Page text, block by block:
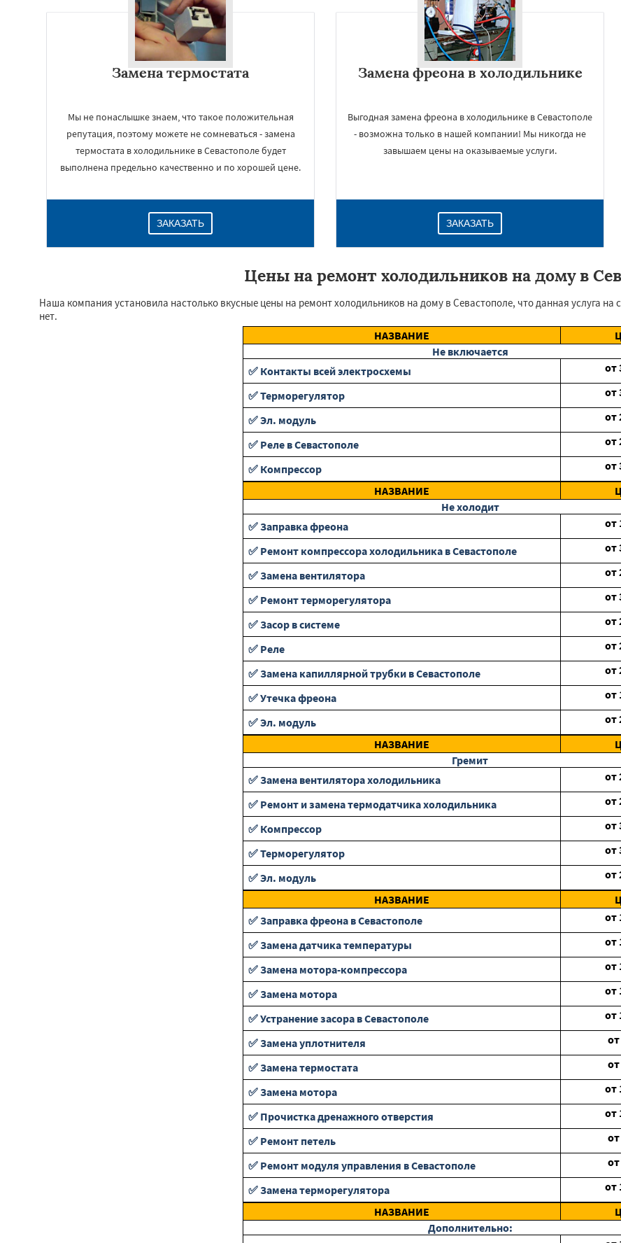
Замена термостата
Мы не понаслышке знаем, что такое положительная
репутация, поэтому можете не сомневаться - замена
термостата в холодильнике в Севастополе будет
выполнена предельно качественно и по хорошей цене.
ЗАКАЗАТЬ
Замена фреона в холодильнике
Выгодная замена фреона в холодильнике в Севастополе
- возможна только в нашей компании! Мы никогда не
завышаем цены на оказываемые услуги.
ЗАКАЗАТЬ
Цены на ремонт холодильников на дому в
Наша компания установила настолько вкусные цены на ремонт холодильников на дому в Севастополе, что данная услуга
нет.
НАЗВАНИЕ
Не включается
✅ Контакты всей электросхемы
от
✅ Терморегулятор
от
✅ Эл. модуль
от
✅ Реле в Севастополе
от
✅ Компрессор
от
НАЗВАНИЕ
Не холодит
✅ Заправка фреона
от
✅ Ремонт компрессора холодильника в Севастополе
от
✅ Замена вентилятора
от
✅ Ремонт терморегулятора
от
✅ Засор в системе
от
✅ Реле
от
✅ Замена капиллярной трубки в Севастополе
от
✅ Утечка фреона
от
✅ Эл. модуль
от
НАЗВАНИЕ
Гремит
✅ Замена вентилятора холодильника
от
✅ Ремонт и замена термодатчика холодильника
от
✅ Компрессор
от
✅ Терморегулятор
от
✅ Эл. модуль
от
НАЗВАНИЕ
✅ Заправка фреона в Севастополе
от
✅ Замена датчика температуры
от
✅ Замена мотора-компрессора
от
✅ Замена мотора
от
✅ Устранение засора в Севастополе
от
✅ Замена уплотнителя
от
✅ Замена термостата
от
✅ Замена мотора
от
✅ Прочистка дренажного отверстия
от
✅ Ремонт петель
от
✅ Ремонт модуля управления в Севастополе
от
✅ Замена терморегулятора
от
НАЗВАНИЕ
Дополнительно: